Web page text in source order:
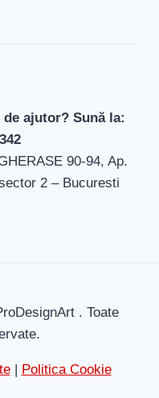
de ajutor? Sună la:
90-94, Ap.
2 – Bucuresti
. Toate
| Politica Cookie